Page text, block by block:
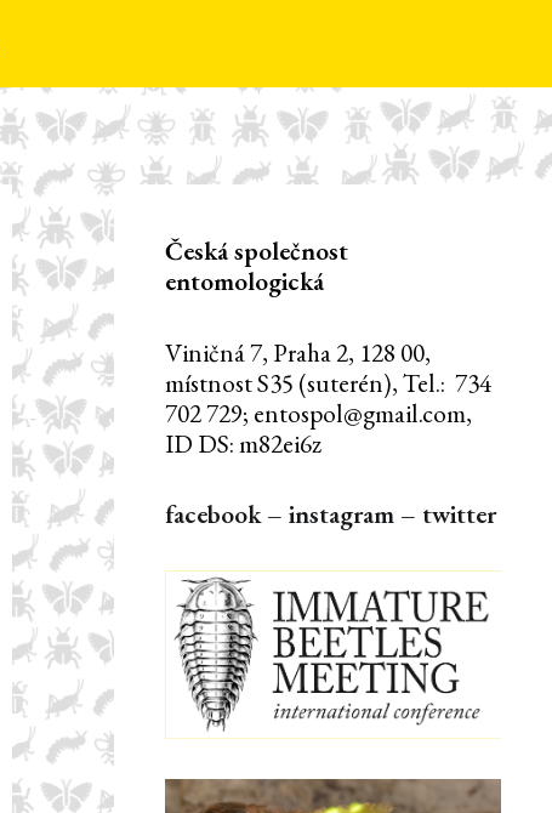
Česká společnost
entomologická
Viničná 7, Praha 2, 128 00,
místnost S35 (suterén), Tel.: 734
702 729; entospol@gmail.com,
ID DS: m82ei6z
facebook– instagram– twitter